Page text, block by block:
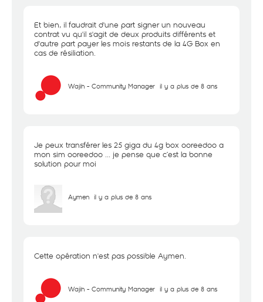
Et bien, il faudrait d'une part signer un nouveau
contrat vu qu'il s'agit de deux produits différents et
d'autre part payer les mois restants de la 4G Box en
cas de résiliation.
Wajih - Community Manager il y a plus de 8 ans
Je peux transférer les 25 giga du 4g box ooreedoo a
mon sim ooreedoo ... je pense que c’est la bonne
solution pour moi
Aymen il y a plus de 8 ans
Cette opération n'est pas possible Aymen.
Wajih - Community Manager il y a plus de 8 ans